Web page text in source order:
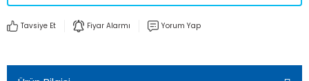
Tavsiye Et Fiyar Alarmı Yorum Yap